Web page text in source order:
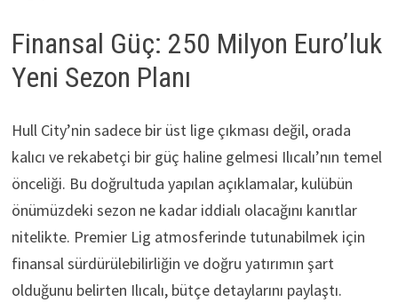
Finansal Güç: 250 Milyon Euro’luk
Yeni Sezon Planı
Hull City’nin sadece bir üst lige çıkması değil, orada
kalıcı ve rekabetçi bir güç haline gelmesi Ilıcalı’nın temel
önceliği. Bu doğrultuda yapılan açıklamalar, kulübün
önümüzdeki sezon ne kadar iddialı olacağını kanıtlar
nitelikte. Premier Lig atmosferinde tutunabilmek için
finansal sürdürülebilirliğin ve doğru yatırımın şart
olduğunu belirten Ilıcalı, bütçe detaylarını paylaştı.